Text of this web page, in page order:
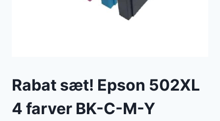
Rabat sæt! Epson 502XL
4 farver BK-C-M-Y